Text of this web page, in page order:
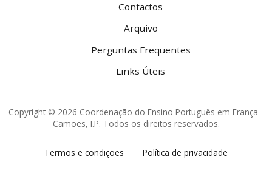
Contactos
Arquivo
Perguntas Frequentes
Links Úteis
Copyright © 2026 Coordenação do Ensino Português em França -
Camões, I.P. Todos os direitos reservados.
Termos e condições Política de privacidade